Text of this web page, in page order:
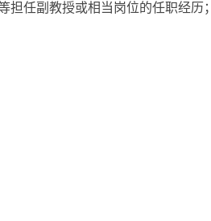
任副教授或相当岗位的任职经历；